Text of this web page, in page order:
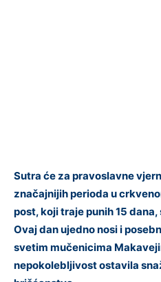
Sutra će za pravoslavne
značajnijih perioda u
post, koji traje punih 15
Ovaj dan ujedno nosi i
svetim mučenicima
nepokolebljivost ostavila